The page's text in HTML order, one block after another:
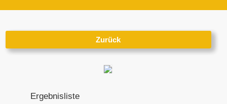
Ergebnisliste